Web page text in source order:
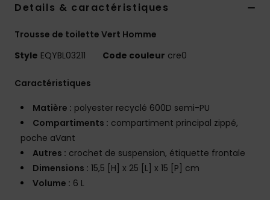
Details & caractéristiques
Trousse de toilette Vert Homme
Style EQYBL03211 Code couleur cre0
Caractéristiques
Matière : polyester recyclé 600D semi-PU
Compartiments : compartiment principal zippé,
poche aVant
Autres : crochet de suspension, étiquette frontale
Dimensions : 15,5 [H] x 25 [L] x 15 [P] cm
Volume : 6 L